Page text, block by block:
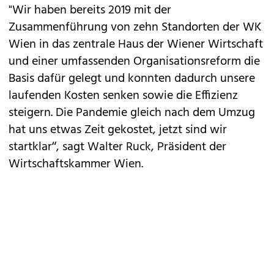
"Wir haben bereits 2019 mit der
Zusammenführung von zehn Standorten der WK
Wien in das zentrale Haus der Wiener Wirtschaft
und einer umfassenden Organisationsreform die
Basis dafür gelegt und konnten dadurch unsere
laufenden Kosten senken sowie die Effizienz
steigern. Die Pandemie gleich nach dem Umzug
hat uns etwas Zeit gekostet, jetzt sind wir
startklar“, sagt Walter Ruck, Präsident der
Wirtschaftskammer Wien.